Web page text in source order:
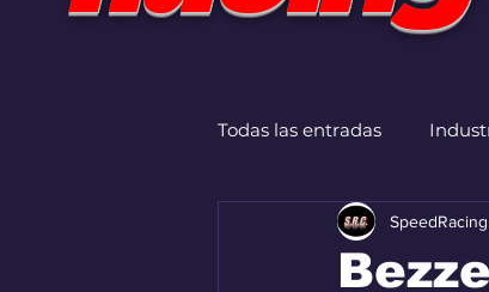
Todas las entradas